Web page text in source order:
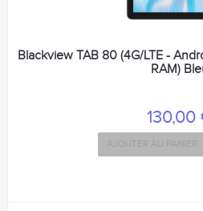
Blackview TAB 80 (4G/LTE -
RAM)
130,00
AJOUTER AU PANIER